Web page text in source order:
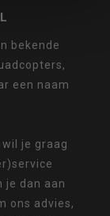
bekende
een naam
je graag
je dan aan
ons advies,